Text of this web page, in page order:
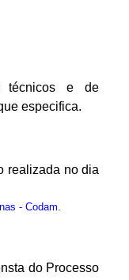
técnicos e de
especifica.
realizada no dia
- Codam.
do Processo